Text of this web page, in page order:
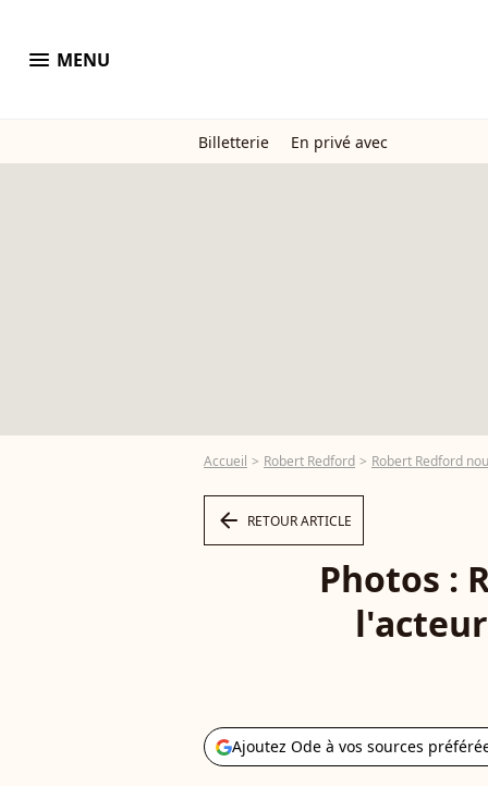
menu MENU
Billetterie En privé avec
Accueil Robert Redford Robert Redford
arrow_left RETOUR ARTICLE
Photos :
Ajoutez Ode à vos sources